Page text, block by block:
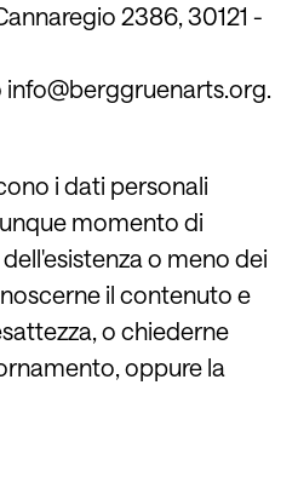
2386, 30121 -
info@berggruenarts.org.
i dati personali
momento di
o meno dei
il contenuto e
o chiederne
oppure la